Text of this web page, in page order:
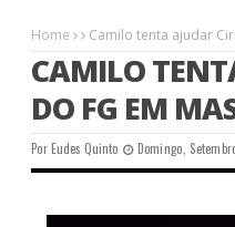
Home Camilo tenta ajudar
CAMILO
DO FG EM
PorEudes Quinto Domingo,